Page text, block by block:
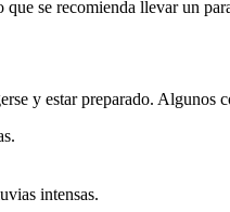
se recomienda llevar un
y estar preparado. Algunos
intensas.